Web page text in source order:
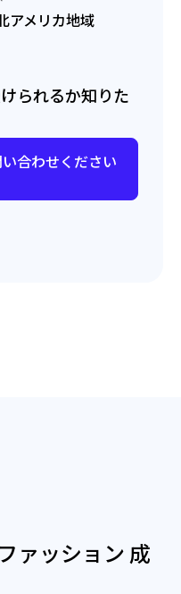
アメリカ地域
られるか知りた
合わせください
ア
有
ァッション 成